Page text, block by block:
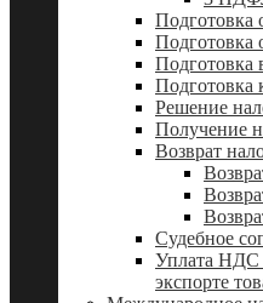
Подготовка
Подготовка
Подготовка
Подготовка
Решение
Получение
Возврат
Судебное
Уплата
экспорте